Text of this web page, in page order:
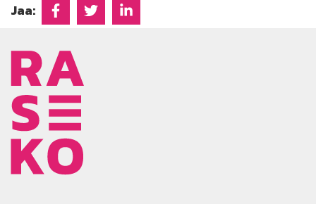
Jaa: Jaa Facebookissa
Jaa Twitterissä
Jaa Linkedinissä